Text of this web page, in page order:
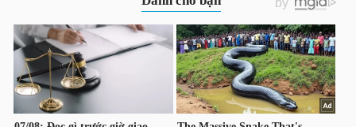
TIÊU
DÙNG
KHÔNG
THIẾT